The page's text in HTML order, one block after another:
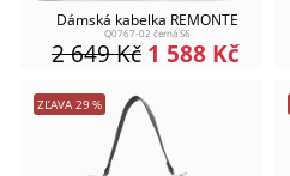
Dámská kabelka REMONTE
Q0767-02 černá S6
1 588 Kč
2 649Kč
ZĽAVA 29%